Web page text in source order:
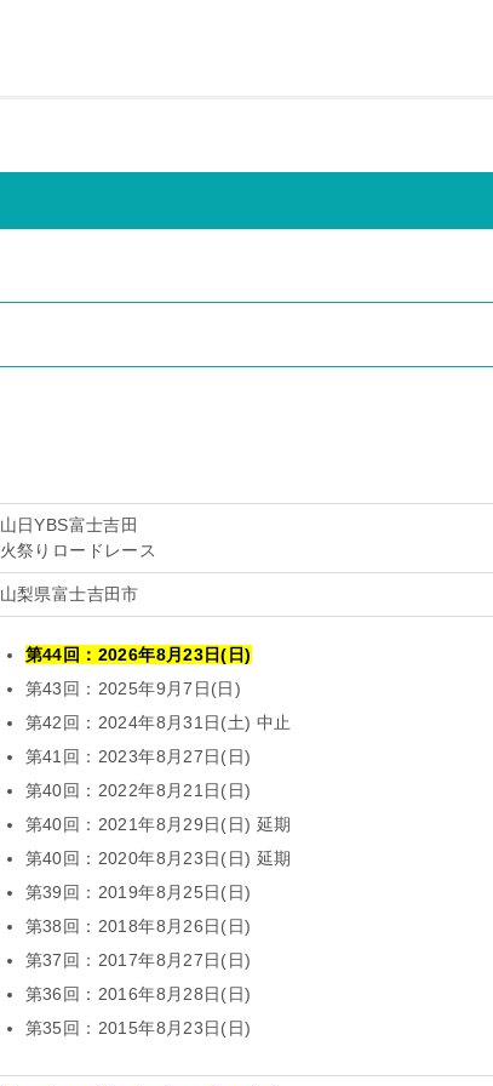
山日YBS富士吉田
火祭りロードレース
山梨県富士吉田市
第44回：2026年8月23日(日)
第43回：2025年9月7日(日)
第42回：2024年8月31日(土) 中止
第41回：2023年8月27日(日)
第40回：2022年8月21日(日)
第40回：2021年8月29日(日) 延期
第40回：2020年8月23日(日) 延期
第39回：2019年8月25日(日)
第38回：2018年8月26日(日)
第37回：2017年8月27日(日)
第36回：2016年8月28日(日)
第35回：2015年8月23日(日)